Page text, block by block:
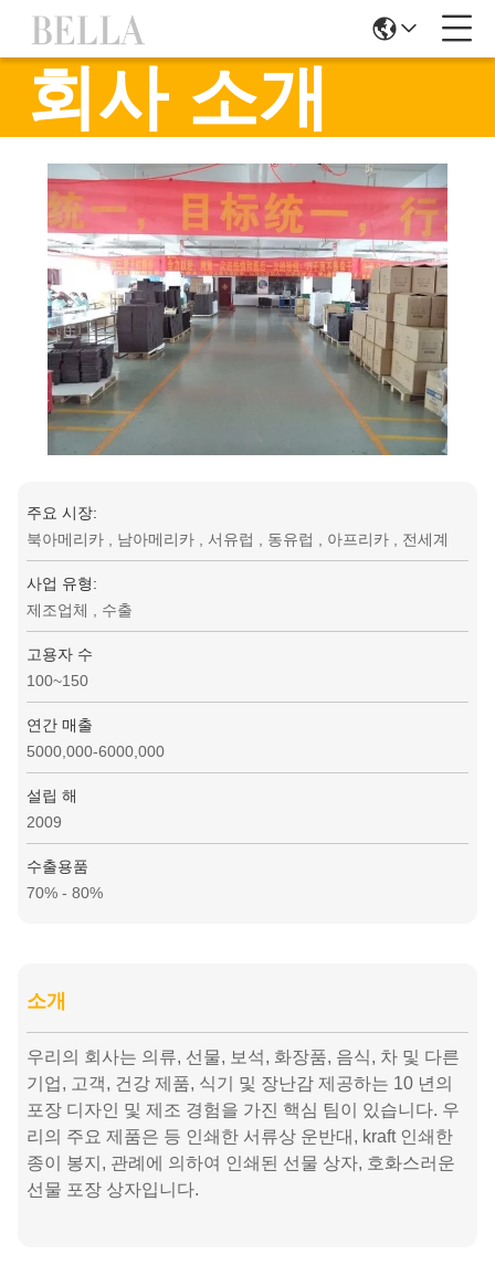
회사 소개
주요 시장:
북아메리카 , 남아메리카 , 서유럽 , 동유럽 , 아프리카 , 전세계
사업 유형:
제조업체 , 수출
고용자 수
100~150
연간 매출
5000,000-6000,000
설립 해
2009
수출용품
70% - 80%
소개
우리의 회사는 의류, 선물, 보석, 화장품, 음식, 차 및 다른
기업, 고객, 건강 제품, 식기 및 장난감 제공하는 10 년의
포장 디자인 및 제조 경험을 가진 핵심 팀이 있습니다. 우
리의 주요 제품은 등 인쇄한 서류상 운반대, kraft 인쇄한
종이 봉지, 관례에 의하여 인쇄된 선물 상자, 호화스러운
선물 포장 상자입니다.